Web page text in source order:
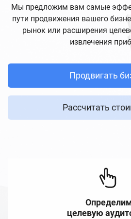
Мы предложим вам самые
пути продвижения вашего
рынок или расширения
извлечения
Продвигать
Рассчитать
целевую